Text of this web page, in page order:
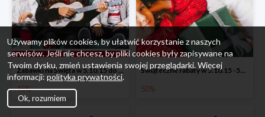
Zabawki na Święta w 5.10.15 do -45%
45%
Świąteczne rabaty w 5.10.15 -50%
50%
Używamy plików cookies, by ułatwić korzystanie z naszych
serwisów. Jeśli nie chcesz, by pliki cookies były zapisywane na
Twoim dysku, zmień ustawienia swojej przeglądarki. Więcej
informacji: polityka prywatności.
Ok, rozumiem